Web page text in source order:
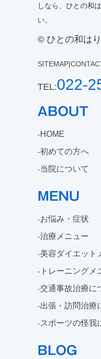
しなら、ひとの和
い。
© ひとの和は
SITEMAP|
TEL:022-
ABOUT
HOME
初めての方へ
当院について
MENU
お悩み・症状
治療メニュー
美容ダイエット
トレーニングメ
交通事故治療に
出張・訪問治療
スポーツの怪我
BLOG